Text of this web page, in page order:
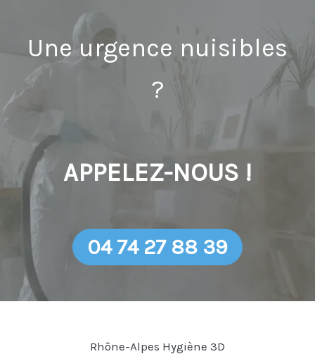
Une urgence nuisibles
?
APPELEZ-NOUS !
04 74 27 88 39
Rhône-Alpes Hygiène 3D